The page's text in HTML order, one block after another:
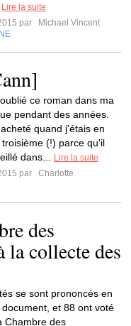
Lire la suite
par
Michael Vincent
ce roman dans ma
pendant des années.
quand j'étais en
(!) parce qu'il
dans...
Lire la suite
par
Charlotte
des
la collecte des
se sont prononcés en
et 88 ont voté
Chambre des